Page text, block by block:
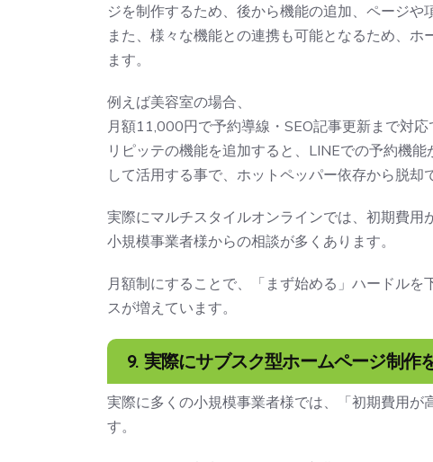
ジを制作するため、後から機能の追加、ページや
また、様々な機能との連携も可能となるため、
ます。
例えば美容室の場合、
月額11,000円で予約導線・SEO記事更新まで対応
リピッテの機能を追加すると、LINEでの予約機
して活用する事で、ホットペッパー依存から脱却
実際にマルチスタイルオンラインでは、初期費用
小規模事業者様からの相談が多くあります。
月額制にすることで、「まず始める」ハードル
スが増えています。
9. 実際にサブスク型ホームページ制作
実際に多くの小規模事業者様では、「初期費用
す。